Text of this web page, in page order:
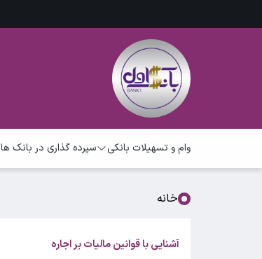
وام و تسهیلات بانکی سپرده گذاری در بانک ها
خانه
آشنایی با قوانین مالیات بر اجاره